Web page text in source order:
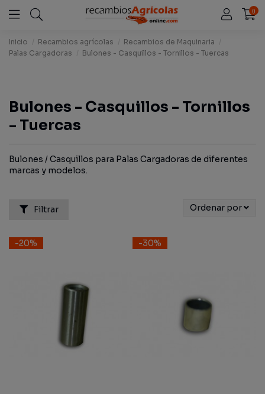
0
Inicio Recambios agrícolas
Recambios de Maquinaria
Palas Cargadoras
Bulones - Casquillos - Tornillos - Tuercas
Bulones - Casquillos - Tornillos
- Tuercas
Bulones / Casquillos para Palas Cargadoras de diferentes
marcas y modelos.
Filtrar Ordenar por
-20% -30%